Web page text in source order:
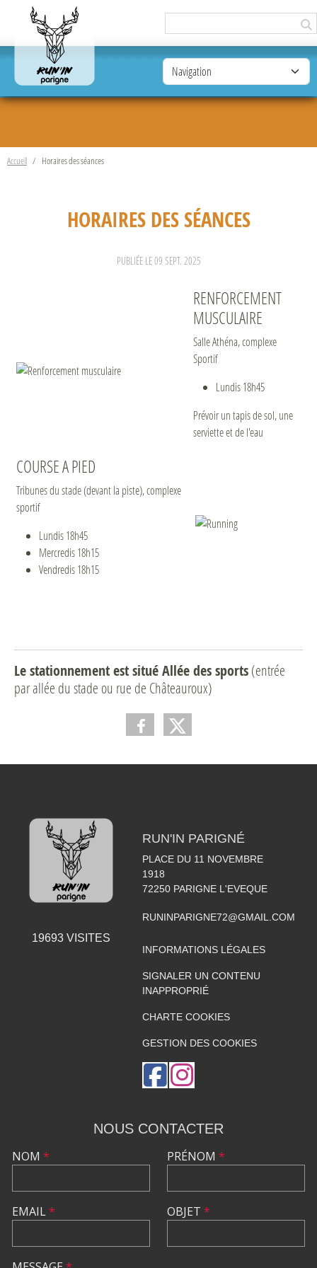
Accueil Horaires des séances
HORAIRES DES SÉANCES
PUBLIÉE LE09 SEPT. 2025
RENFORCEMENT
MUSCULAIRE
Salle Athéna, complexe
Sportif
Lundis 18h45
Prévoir un tapis de sol, une
serviette et de l'eau
COURSE A PIED
Tribunes du stade (devant la piste), complexe
sportif
Lundis 18h45
Mercredis 18h15
Vendredis 18h15
Le stationnement est situé Allée des sports(entrée
par allée du stade ou rue de Châteauroux)
19693VISITES
RUN'IN PARIGNÉ
PLACE DU 11 NOVEMBRE
1918
72250 PARIGNE L'EVEQUE
RUNINPARIGNE72@GMAIL.COM
INFORMATIONS LÉGALES
SIGNALER UN CONTENU
INAPPROPRIÉ
CHARTE COOKIES
GESTION DES COOKIES
NOUS CONTACTER
NOM *
EMAIL*
PRÉNOM *
OBJET *
Panneau de gestion des cookies